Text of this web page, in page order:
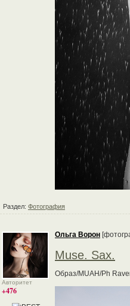
Раздел: Фотография
Авторитет
+476
Ольга Ворон
Muse. Sax.
Образ/MUAН/Ph